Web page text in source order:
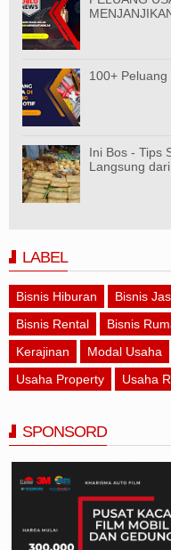
100+
Ini Bos - Tips
Langsung
LABEL
Bisnis Hiburan Bisnis
Bisnis Rental
Bisnis
Kerajinan
Modal Usaha
Usaha Property
Usaha
SPONSORD